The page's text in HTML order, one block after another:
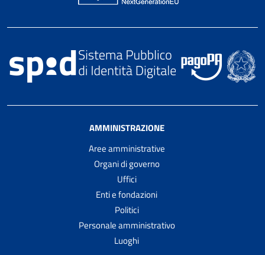
AMMINISTRAZIONE
Aree amministrative
Organi di governo
Uffici
Enti e fondazioni
Politici
Personale amministrativo
Luoghi